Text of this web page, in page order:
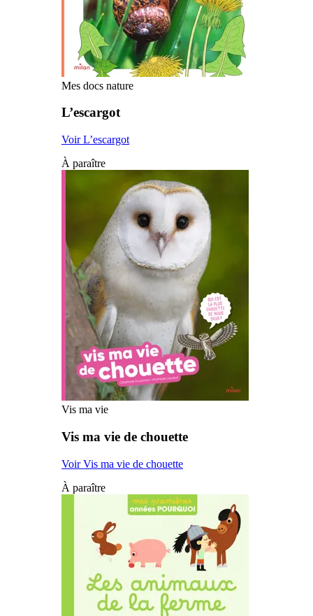
Mes docs nature
L’escargot
Voir L’escargot
À paraître
Vis ma vie
Vis ma vie de chouette
Voir Vis ma vie de chouette
À paraître